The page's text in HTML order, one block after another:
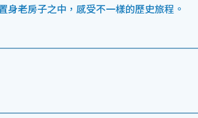
老房子之中，感受不一樣的歷史旅程。